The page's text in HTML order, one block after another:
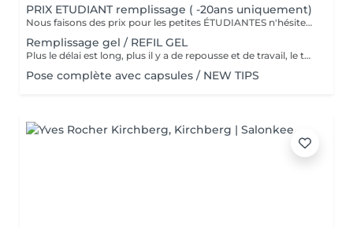
PRIX ETUDIANT remplissage ( -20ans uniquement)
Nous faisons des prix pour les petites ÉTUDIANTES n'hésitez pas a passer
Remplissage gel / REFIL GEL
Plus le délai est long, plus il y a de repousse et de travail, le tarif s'adapte donc au temps écoulé depuis votre dernier rendez-vous. Merci de choisir le remplissage adapté
Pose complète avec capsules / NEW TIPS